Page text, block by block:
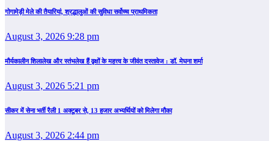
गोगामेड़ी मेले की तैयारियां, श्रद्धालुओं की सुविधा सर्वोच्च प्राथमिकता
August 3, 2026 9:28 pm
मौर्यकालीन शिलालेख और स्तंभलेख हैं वृक्षों के महत्त्व के जीवंत दस्तावेज : डॉ. मेघना शर्मा
August 3, 2026 5:21 pm
सीकर में सेना भर्ती रैली 1 अक्टूबर से, 13 हजार अभ्यर्थियों को मिलेगा मौका
August 3, 2026 2:44 pm